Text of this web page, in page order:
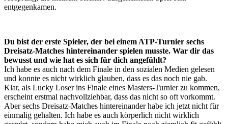
entgegenkamen.
Du bist der erste Spieler, der bei einem ATP-Turnier sechs
Dreisatz-Matches hintereinander spielen musste. War dir das
bewusst und wie hat es sich für dich angefühlt?
Ich habe es auch nach dem Finale in den sozialen Medien gelesen
und konnte es nicht wirklich glauben, dass es das noch nie gab.
Klar, als Lucky Loser ins Finale eines Masters-Turnier zu kommen,
erscheint erstmal nachvollziehbar, dass das nicht so oft vorkommt.
Aber sechs Dreisatz-Matches hintereinander habe ich jetzt nicht für
einmalig gehalten. Ich habe es auch körperlich nicht wirklich